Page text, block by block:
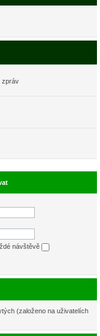
zpráv
návštěvě
(založeno na uživatelích